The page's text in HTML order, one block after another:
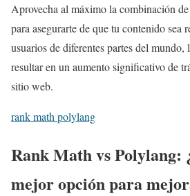
Aprovecha al máximo la combinación
para asegurarte de que tu contenido sea
usuarios de diferentes partes del mundo,
resultar en un aumento significativo de
sitio web.
rank math polylang
Rank Math vs Polylang:
mejor opción para